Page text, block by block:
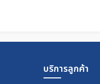
บริการลูกค้า